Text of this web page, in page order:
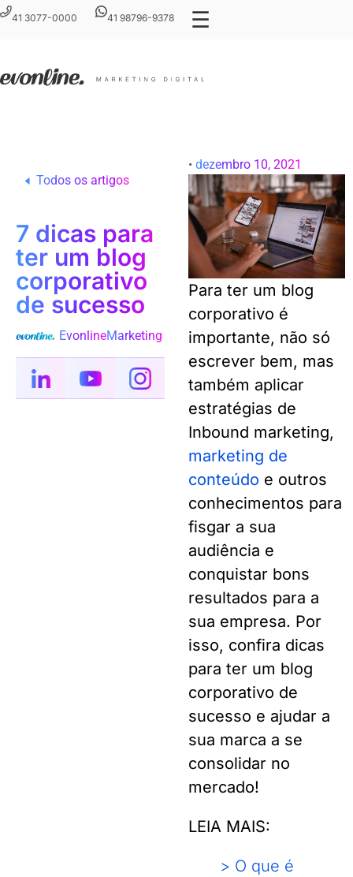
41 3077-0000 41 98796-9378 ☰
Todos os artigos
7 dicas para
ter um blog
corporativo
de sucesso
EvonlineMarketing
• dezembro 10, 2021
Para ter um blog
corporativo é
importante, não só
escrever bem, mas
também aplicar
estratégias de
Inbound marketing,
marketing de
conteúdo e outros
conhecimentos para
fisgar a sua
audiência e
conquistar bons
resultados para a
sua empresa. Por
isso, confira dicas
para ter um blog
corporativo de
sucesso e ajudar a
sua marca a se
consolidar no
mercado!
LEIA MAIS:
> O que é